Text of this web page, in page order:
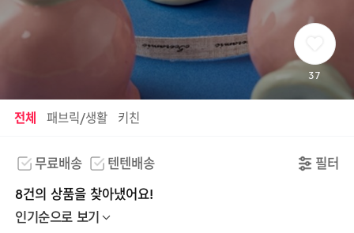
37
전체 패브릭/생활 키친
무료배송 텐텐배송 필터
8건의 상품을 찾아냈어요!
인기순으로 보기